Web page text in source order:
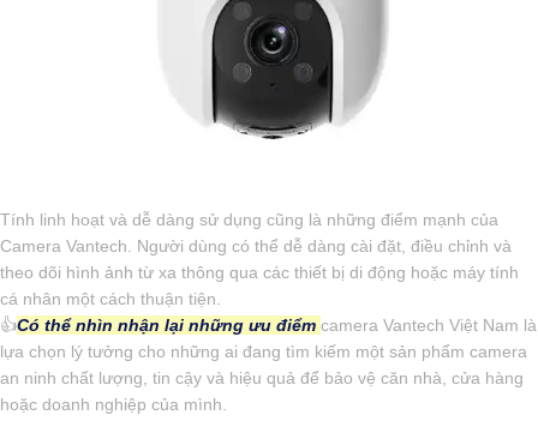
Tính linh hoạt và dễ dàng sử dụng cũng là những điểm mạnh của
Camera Vantech. Người dùng có thể dễ dàng cài đặt, điều chỉnh và
theo dõi hình ảnh từ xa thông qua các thiết bị di động hoặc máy tính
cá nhân một cách thuận tiện.
👍Có thể nhìn nhận lại những ưu điểm camera Vantech Việt Nam là
lựa chọn lý tưởng cho những ai đang tìm kiếm một sản phẩm camera
an ninh chất lượng, tin cậy và hiệu quả để bảo vệ căn nhà, cửa hàng
hoặc doanh nghiệp của mình.